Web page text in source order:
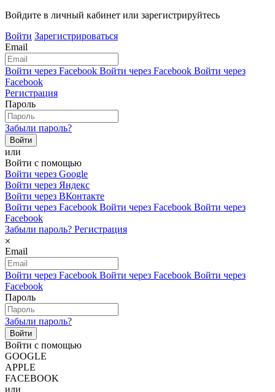
Войдите в личный кабинет или зарегистрируйтесь
Войти Зарегистрироваться
Email
Войти через Facebook Войти через Facebook Войти через
Facebook
Регистрация
Пароль
Забыли пароль?
или
Войти с помощью
Войти через Google
Войти через Яндекс
Войти через ВКонтакте
Войти через Facebook Войти через Facebook Войти через
Facebook
Забыли пароль? Регистрация
Email
Войти через Facebook Войти через Facebook Войти через
Facebook
Пароль
Забыли пароль?
Войти с помощью
GOOGLE
APPLE
FACEBOOK
или